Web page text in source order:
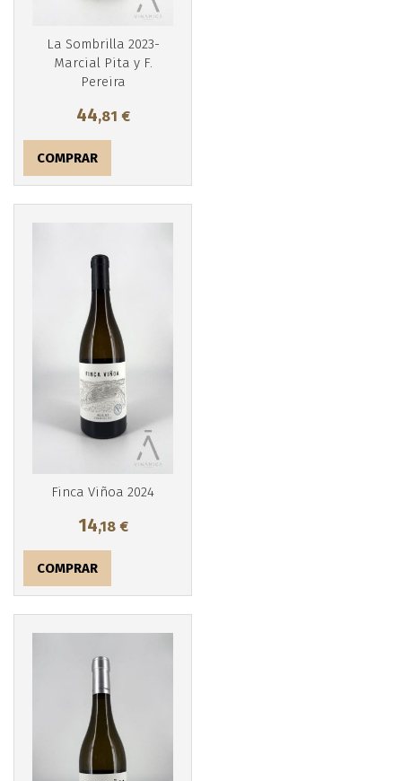
La Sombrilla 2023-
Marcial Pita y F.
Pereira
44,81 €
COMPRAR
Finca Viñoa 2024
14,18 €
COMPRAR
Más info